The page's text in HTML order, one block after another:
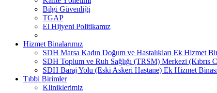
Bilgi Güvenliği
TGAP
El Hijyeni Politikamız
Hizmet Binalarımız
SDH Marsa Kadın Doğum ve Hastalıkları Ek Hizmet
SDH Toplum ve Ruh Sağlığı (TRSM) Merkezi (Kıbrıs
SDH Baraj Yolu (Eski Askeri Hastane) Ek Hizmet Binası
Tıbbi Birimler
Kliniklerimiz